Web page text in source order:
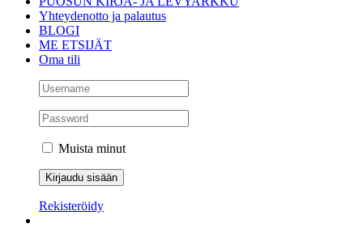
Yhteydenotto ja palautus
BLOGI
ME ETSIJÄT
Oma tili
Muista minut
Rekisteröidy